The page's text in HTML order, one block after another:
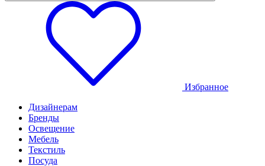
Избранное
Дизайнерам
Бренды
Освещение
Мебель
Текстиль
Посуда